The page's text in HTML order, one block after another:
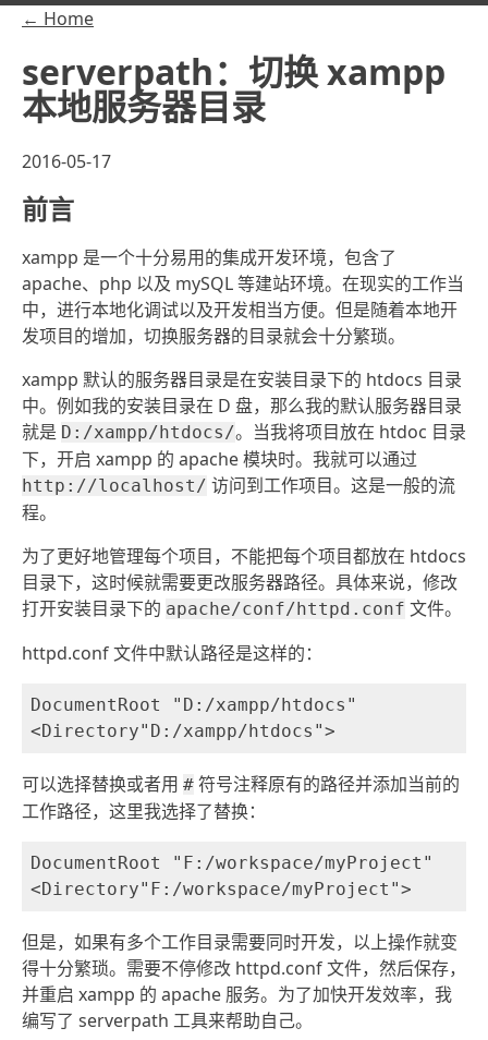
← Home
serverpath：切换 xampp
本地服务器目录
2016-05-17
前言
xampp 是一个十分易用的集成开发环境，包含了
apache、php 以及 mySQL 等建站环境。在现实的工作当
中，进行本地化调试以及开发相当方便。但是随着本地开
发项目的增加，切换服务器的目录就会十分繁琐。
xampp 默认的服务器目录是在安装目录下的 htdocs 目录
中。例如我的安装目录在 D 盘，那么我的默认服务器目录
就是 D:/xampp/htdocs/。当我将项目放在 htdoc 目录
下，开启 xampp 的 apache 模块时。我就可以通过
http://localhost/ 访问到工作项目。这是一般的流
程。
为了更好地管理每个项目，不能把每个项目都放在 htdocs
目录下，这时候就需要更改服务器路径。具体来说，修改
打开安装目录下的 apache/conf/httpd.conf 文件。
httpd.conf 文件中默认路径是这样的：
DocumentRoot "D:/xampp/htdocs"
可以选择替换或者用 # 符号注释原有的路径并添加当前的
工作路径，这里我选择了替换：
DocumentRoot "F:/workspace/myProject"
但是，如果有多个工作目录需要同时开发，以上操作就变
得十分繁琐。需要不停修改 httpd.conf 文件，然后保存，
并重启 xampp 的 apache 服务。为了加快开发效率，我
编写了 serverpath 工具来帮助自己。